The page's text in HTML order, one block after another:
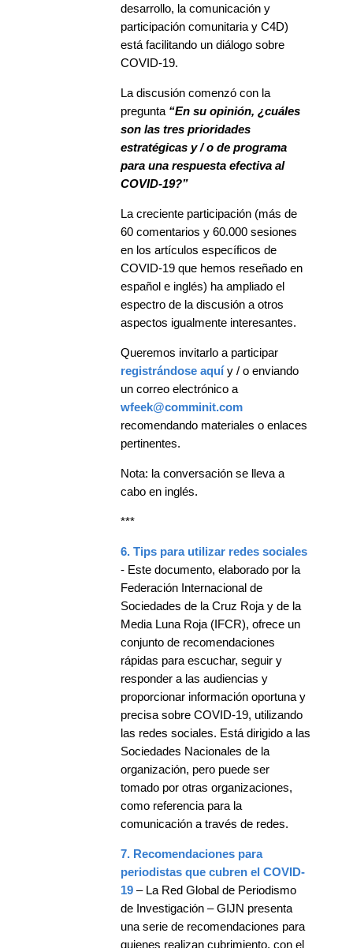
desarrollo, la comunicación y
participación comunitaria y C4D)
está facilitando un diálogo sobre
COVID-19.
La discusión comenzó con la
pregunta “En su opinión, ¿cuáles
son las tres prioridades
estratégicas y / o de programa
para una respuesta efectiva al
COVID-19?”
La creciente participación (más de
60 comentarios y 60.000 sesiones
en los artículos específicos de
COVID-19 que hemos reseñado en
español e inglés) ha ampliado el
espectro de la discusión a otros
aspectos igualmente interesantes.
Queremos invitarlo a participar
registrándose aquíy / o enviando
un correo electrónico a
wfeek@comminit.com
recomendando materiales o enlaces
pertinentes.
Nota: la conversación se lleva a
cabo en inglés.
***
6. Tips para utilizar redes sociales
- Este documento, elaborado por la
Federación Internacional de
Sociedades de la Cruz Roja y de la
Media Luna Roja (IFCR), ofrece un
conjunto de recomendaciones
rápidas para escuchar, seguir y
responder a las audiencias y
proporcionar información oportuna y
precisa sobre COVID-19, utilizando
las redes sociales. Está dirigido a las
Sociedades Nacionales de la
organización, pero puede ser
tomado por otras organizaciones,
como referencia para la
comunicación a través de redes.
7. Recomendaciones para
periodistas que cubren el COVID-
19 – La Red Global de Periodismo
de Investigación – GIJN presenta
una serie de recomendaciones para
quienes realizan cubrimiento, con el